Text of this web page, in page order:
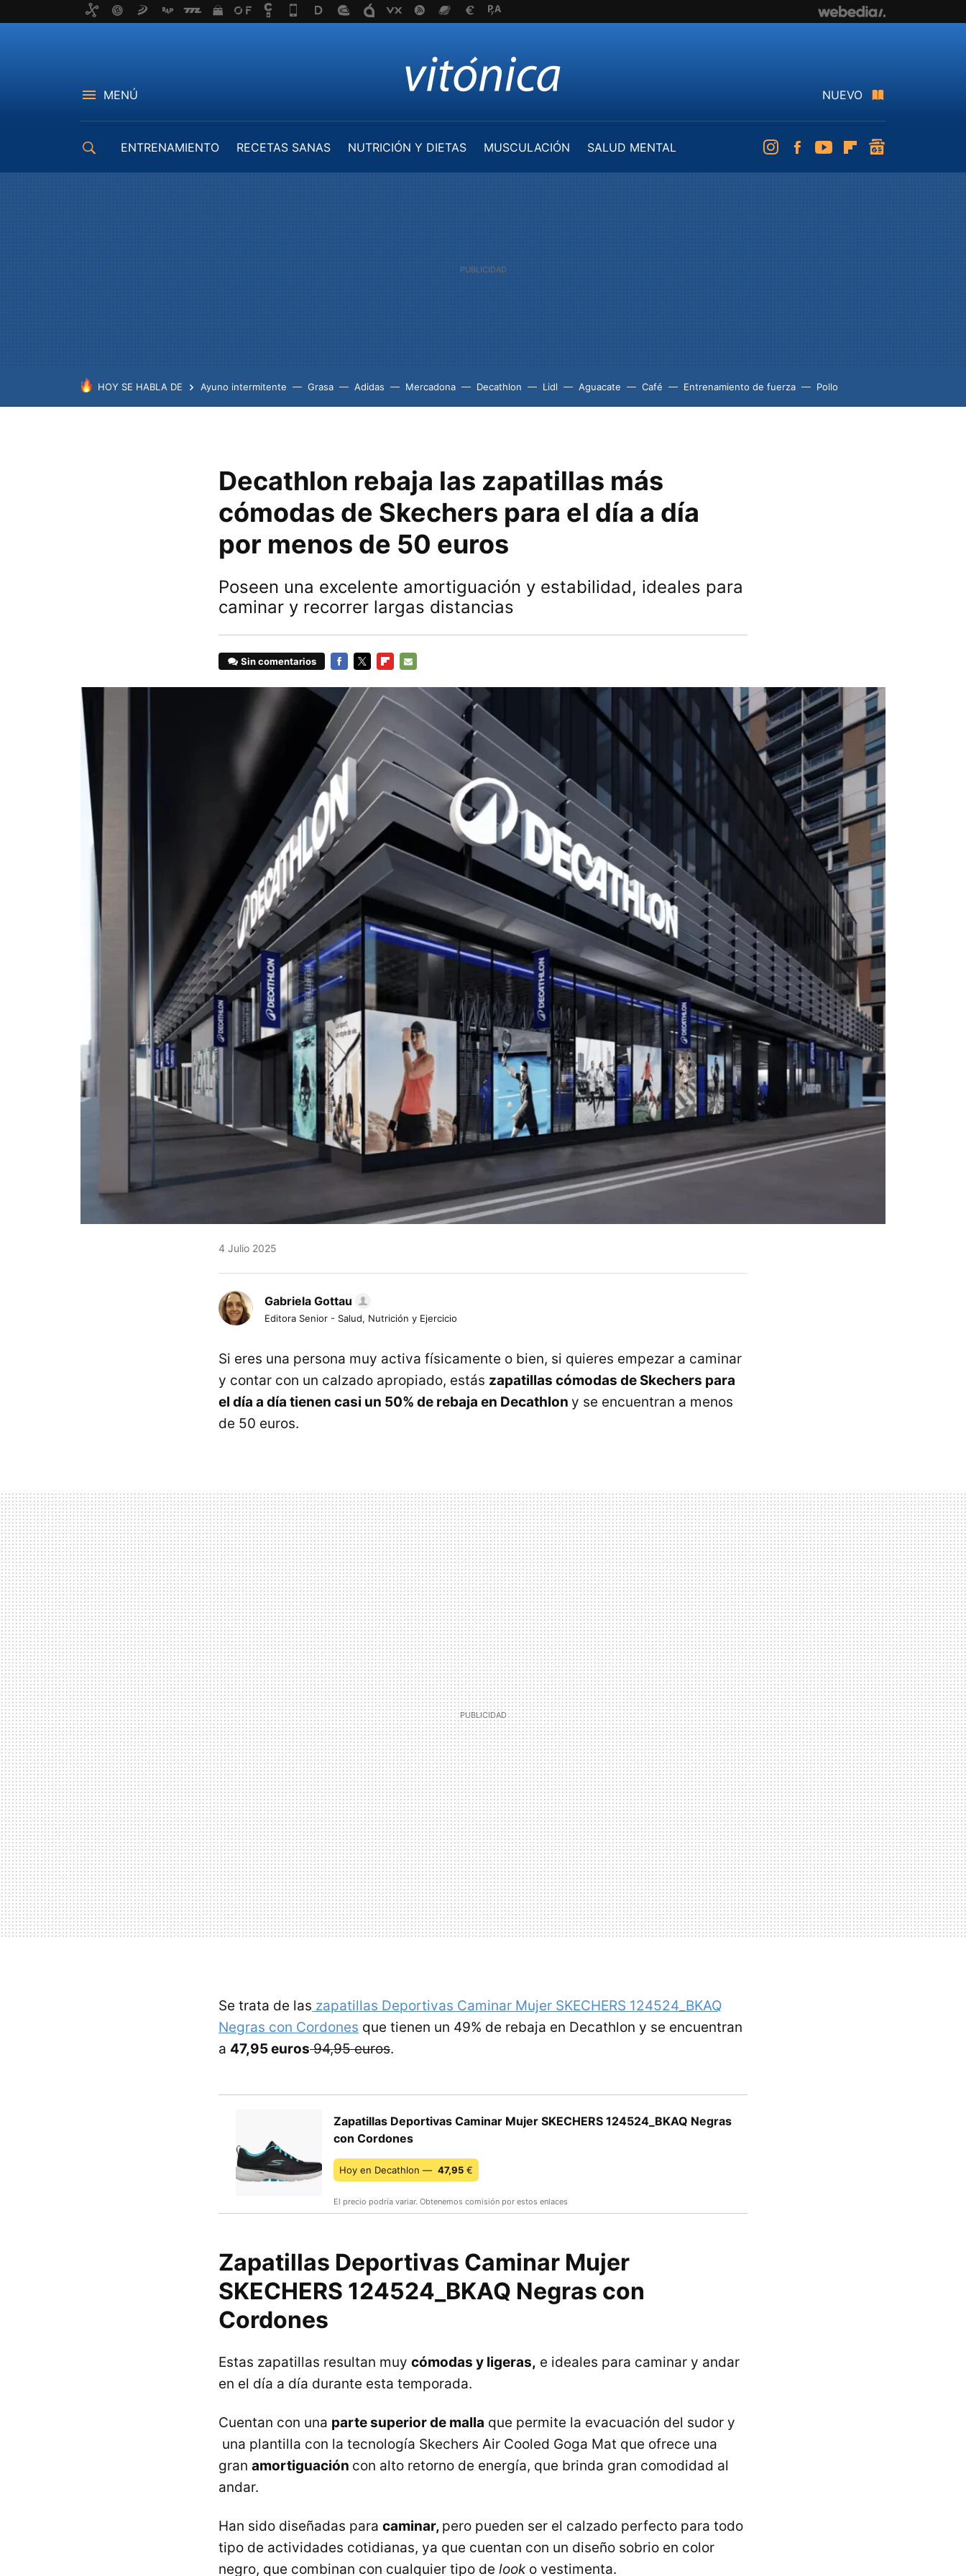
MENÚ NUEVO
ENTRENAMIENTO RECETAS SANAS NUTRICIÓN Y DIETAS MUSCULACIÓN
SALUD MENTAL
InstagramFacebookYoutubeFlipboard
HOY SE HABLA DE Ayuno intermitente Grasa Adidas Mercadona Decathlon Lidl Aguacate Café Entrenamiento de fuerza Pollo
Decathlon rebaja las zapatillas más
cómodas de Skechers para el día a día
por menos de 50 euros
Poseen una excelente amortiguación y estabilidad, ideales para
caminar y recorrer largas distancias
Sin comentarios
4 Julio 2025
Gabriela Gottau
Editora Senior - Salud, Nutrición y Ejercicio
Si eres una persona muy activa físicamente o bien, si quieres empezar a caminar
y contar con un calzado apropiado, estás zapatillas cómodas de Skechers para
el día a día tienen casi un 50% de rebaja en Decathlon y se encuentran a menos
de 50 euros.
Se trata de las zapatillas Deportivas Caminar Mujer SKECHERS 124524_BKAQ
Negras con Cordones que tienen un 49% de rebaja en Decathlon y se encuentran
a 47,95 euros94,95 euros.
Zapatillas Deportivas Caminar Mujer SKECHERS 124524_BKAQ Negras
con Cordones
Hoy en Decathlon — 47,95 €
El precio podría variar. Obtenemos comisión por estos enlaces
Zapatillas Deportivas Caminar Mujer
SKECHERS 124524_BKAQ Negras con
Cordones
Estas zapatillas resultan muy cómodas y ligeras, e ideales para caminar y andar
en el día a día durante esta temporada.
Cuentan con una parte superior de malla que permite la evacuación del sudor y
una plantilla con la tecnología Skechers Air Cooled Goga Mat que ofrece una
gran amortiguación con alto retorno de energía, que brinda gran comodidad al
andar.
Han sido diseñadas para caminar, pero pueden ser el calzado perfecto para todo
tipo de actividades cotidianas, ya que cuentan con un diseño sobrio en color
negro, que combinan con cualquier tipo de look o vestimenta.